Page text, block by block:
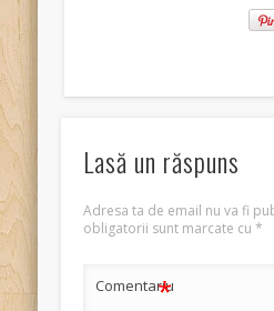
Lasă un răspuns
Adresa ta de email nu va fi
obligatorii sunt marcate cu *
Comentariu
*